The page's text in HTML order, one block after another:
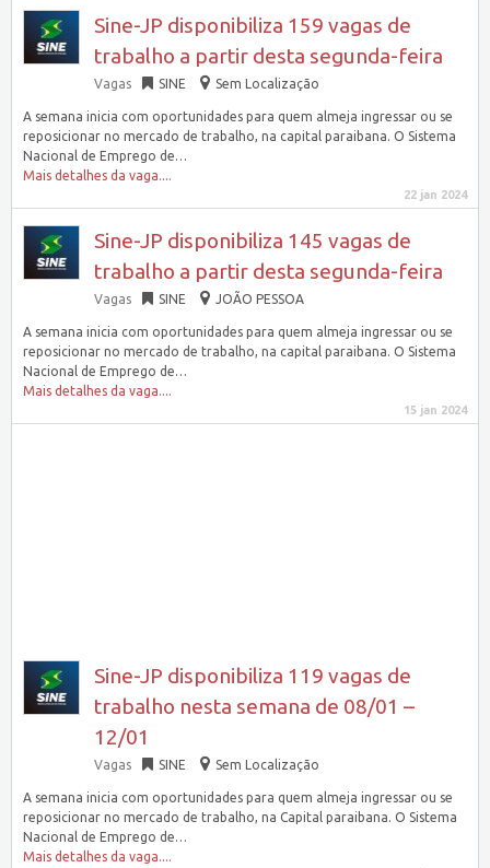
Sine-JP disponibiliza 159 vagas de
trabalho a partir desta segunda-feira
Vagas SINE Sem Localização
A semana inicia com oportunidades para quem almeja ingressar ou se
reposicionar no mercado de trabalho, na capital paraibana. O Sistema
Nacional de Emprego de…
Mais detalhes da vaga....
22 jan 2024
Sine-JP disponibiliza 145 vagas de
trabalho a partir desta segunda-feira
Vagas SINE JOÃO PESSOA
A semana inicia com oportunidades para quem almeja ingressar ou se
reposicionar no mercado de trabalho, na capital paraibana. O Sistema
Nacional de Emprego de…
Mais detalhes da vaga....
15 jan 2024
Sine-JP disponibiliza 119 vagas de
trabalho nesta semana de 08/01 –
12/01
Vagas SINE Sem Localização
A semana inicia com oportunidades para quem almeja ingressar ou se
reposicionar no mercado de trabalho, na Capital paraibana. O Sistema
Nacional de Emprego de…
Mais detalhes da vaga....